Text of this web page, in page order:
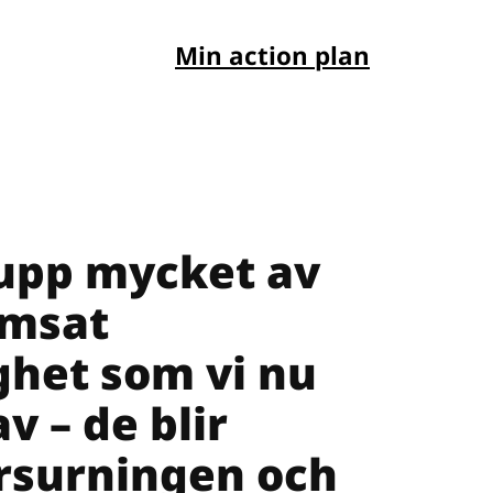
Min action plan
mycket av
som vi nu
– de blir
och